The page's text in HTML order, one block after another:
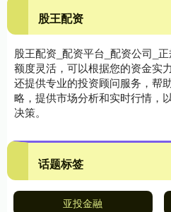
股王配资
股王配资_配资平台_配资公司_
额度灵活，可以根据您的资金实
还提供专业的投资顾问服务，帮
略，提供市场分析和实时行情，
决策。
话题标签
亚投金融